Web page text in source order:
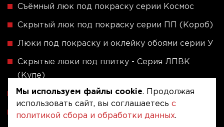
Съёмный люк под покраску серии Космос
Скрытый люк под покраску серии ПП (Короб)
Люки под покраску и оклейку обоями серии У
Скрытые люки под плитку - Серия ЛПВК
(Купе)
Ревизионные люки серии A (сталь / присоска)
Напольные люки серии ФЛЮР
Мы используем файлы cookie. Продолжая
использовать сайт, вы соглашаетесь с
политикой сбора и обработки данных.